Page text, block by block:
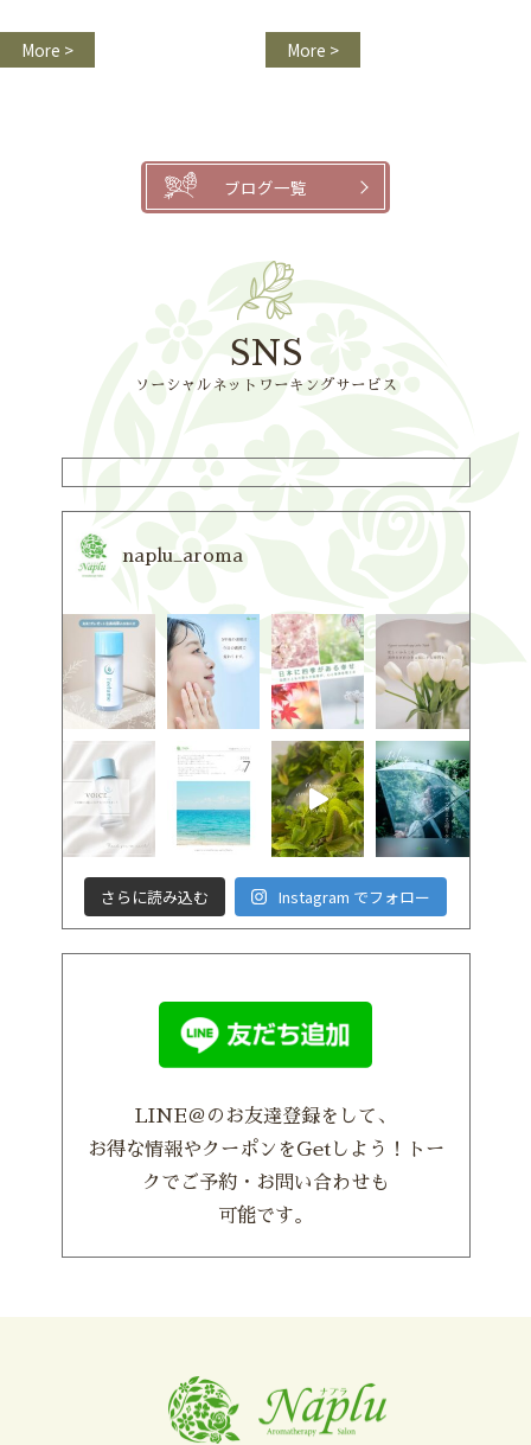
More > More >
ブログ一覧
SNS
ソーシャルネットワーキングサービス
naplu_aroma
さらに読み込む Instagram でフォロー
LINE＠のお友達登録をして、
お得な情報やクーポンをGetしよう！トー
クでご予約・お問い合わせも
可能です。